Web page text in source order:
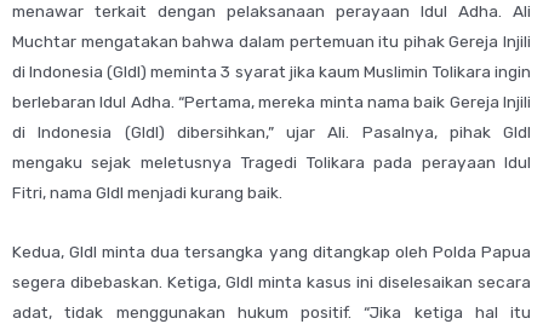
menawar terkait dengan pelaksanaan perayaan Idul Adha. Ali
Muchtar mengatakan bahwa dalam pertemuan itu pihak Gereja Injili
di Indonesia (GIdI) meminta 3 syarat jika kaum Muslimin Tolikara ingin
berlebaran Idul Adha. “Pertama, mereka minta nama baik Gereja Injili
di Indonesia (GIdI) dibersihkan,” ujar Ali. Pasalnya, pihak GIdI
mengaku sejak meletusnya Tragedi Tolikara pada perayaan Idul
Fitri, nama GIdI menjadi kurang baik.
Kedua, GIdI minta dua tersangka yang ditangkap oleh Polda Papua
segera dibebaskan. Ketiga, GIdI minta kasus ini diselesaikan secara
adat, tidak menggunakan hukum positif. “Jika ketiga hal itu